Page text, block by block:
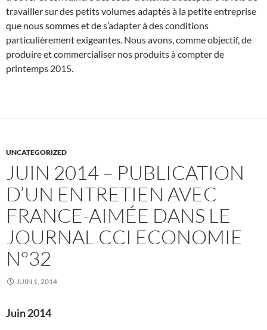
travailler sur des petits volumes adaptés à la petite entreprise
que nous sommes et de s’adapter à des conditions
particulièrement exigeantes. Nous avons, comme objectif, de
produire et commercialiser nos produits à compter de
printemps 2015.
UNCATEGORIZED
JUIN 2014 – PUBLICATION
D’UN ENTRETIEN AVEC
FRANCE-AIMÉE DANS LE
JOURNAL CCI ECONOMIE
N°32
JUIN 1, 2014
Juin 2014